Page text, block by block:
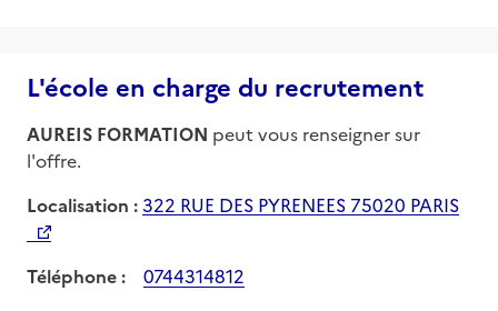
L'école en charge du recrutement
AUREIS FORMATION peut vous renseigner sur
l'offre.
Localisation :322 RUE DES PYRENEES 75020 PARIS
Téléphone : 0744314812